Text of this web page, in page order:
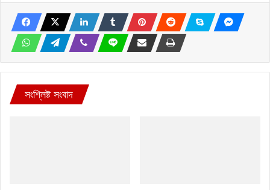
সংশ্লিষ্ট সংবাদ